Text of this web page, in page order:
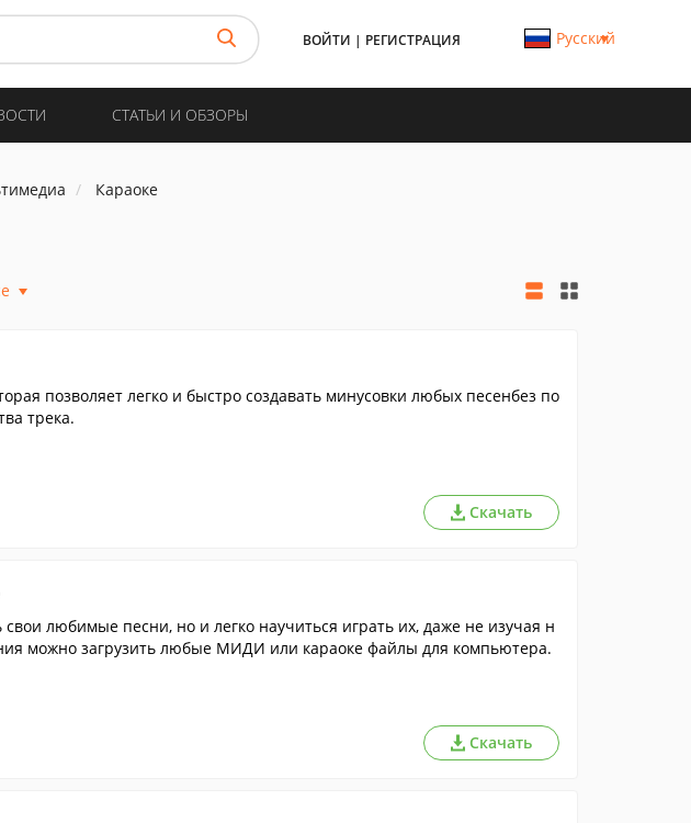
ВОЙТИ | РЕГИСТРАЦИЯ Русский
СТАТЬИ И ОБЗОРЫ
Караоке
позволяет легко и быстро создавать минусовки любых песенбез по
трека.
Скачать
любимые песни, но и легко научиться играть их, даже не изучая н
можно загрузить любые МИДИ или караоке файлы для компьютера.
Скачать